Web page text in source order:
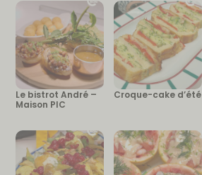
Le bistrot André –
Maison PIC
Croque-cake d’été